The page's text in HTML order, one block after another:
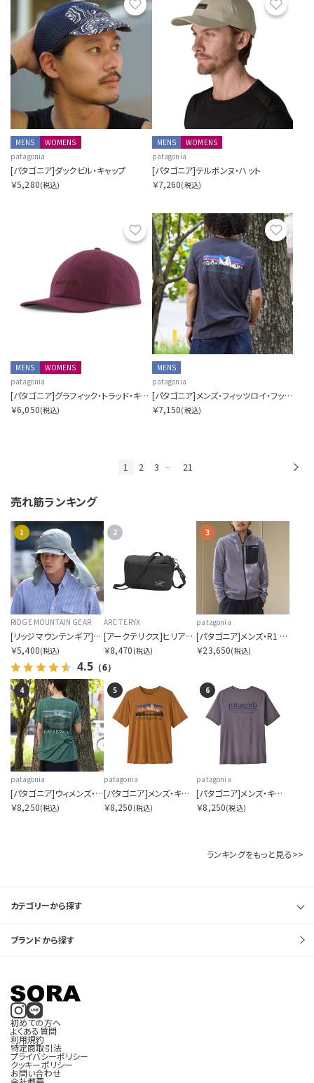
お気に入り
MENS
WOMENS
patagonia
[パタゴニア]ダックビル・キャップ
￥5,280(税込)
MENS
WOMENS
patagonia
[パタゴニア]テルボンヌ・ハット
￥7,260(税込)
お気に入り
MENS
WOMENS
patagonia
[パタゴニア]グラフィック・トラッド・キャップ
￥6,050(税込)
お気
MENS
patagonia
[パタゴニア]メンズ・フィッツロイ・フットヒルズ・Tシャツ
￥7,150(税込)
1 2 3 … 21
売れ筋ランキング
1
RIDGE MOUNTAIN GEAR
[リッジマウンテンギア]サンシェード 2026
￥5,400(税込)
4.5 （6）
2
ARC'TERYX
[アークテリクス]ヒリアド クロスボディ
￥8,470 (税込)
3
patagonia
[パタゴニア]メンズ・R1 エア・ジャケット
￥23,650(税込)
4
patagonia
[パタゴニア]ウィメンズ・キャプリーン・クール・デイリー・シャツ（フィッツロイ・フットヒルズ）
￥8,250(税込)
5
patagonia
[パタゴニア]メンズ・キャプリーン・クール・デイリー・シャツ（フィッツロイ・フットヒルズ）
￥8,250 (税込)
6
patagonia
[パタゴニア]メンズ・キャプリーン・クール・デイリー・シャツ（ハット・トリッパー）
￥8,250(税込)
ランキングをもっと見る>>
カテゴリーから探す
ブランドから探す
初めての方へ
よくある質問
利用規約
特定商取引法
プライバシーポリシー
クッキーポリシー
お問い合わせ